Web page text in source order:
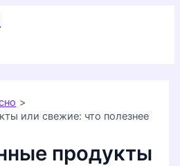
или свежие: что полезнее
продукты